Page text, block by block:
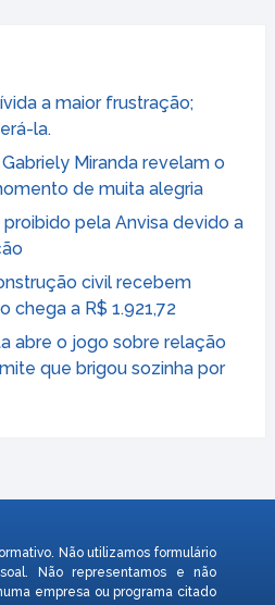
a maior frustração;
la.
Miranda revelam o
de muita alegria
pela Anvisa devido a
civil recebem
chega a R$ 1.921,72
abre o jogo sobre relação
que brigou sozinha por
Não utilizamos formulário
Não representamos e não
empresa ou programa citado